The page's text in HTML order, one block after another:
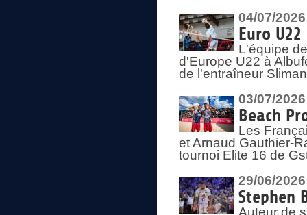
04/07/2026
Euro
L'équipe
d'Europe U22 à
de l'entraîneur
03/07/2026
Beach
Les
et Arnaud Gauthier-
tournoi Elite 16 de
29/06/2026
Stephen
Auteur de